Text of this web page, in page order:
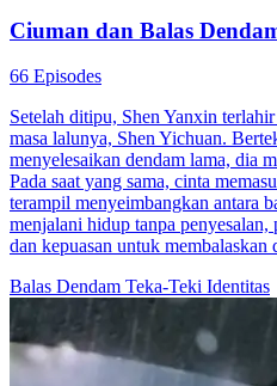
Ciuman dan Balas
66 Episodes
Setelah ditipu, Shen Yanxin
masa lalunya, Shen Yichuan.
menyelesaikan dendam lama, dia
Pada saat yang sama, cinta
terampil menyeimbangkan antara
menjalani hidup tanpa
dan kepuasan untuk membalaskan
Balas Dendam Teka-Teki Identitas